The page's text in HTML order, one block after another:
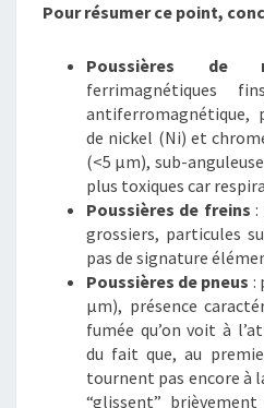
Pour résumer ce point,
Poussières de
ferrimagnétiques
antiferromagnétique,
de nickel (Ni) et
(<5 µm), sub-
plus toxiques car
Poussières de freins:
grossiers, particules
pas de signature
Poussières de pneus :
µm), présence
fumée qu’on voit à
du fait que, au
tournent pas encore à
“glissent” brièvement